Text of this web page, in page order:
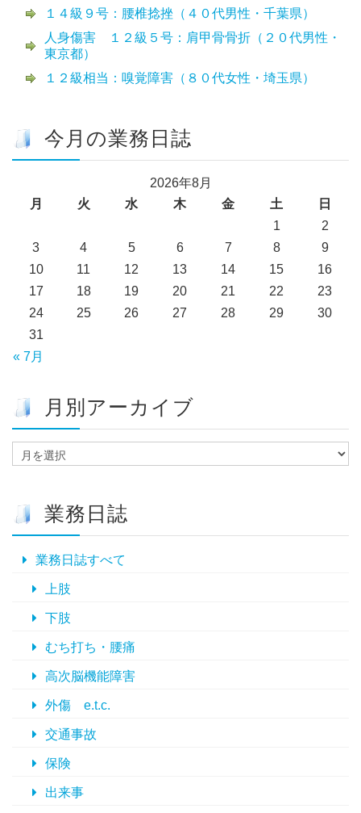
１４級９号：腰椎捻挫（４０代男性・千葉県）
人身傷害 １２級５号：肩甲骨骨折（２０代男性・
東京都）
１２級相当：嗅覚障害（８０代女性・埼玉県）
今月の業務日誌
2026年8月
月
火 水 木 金 土 日
« 7月
1
2
3
4 5 6 7 8
9
10
11 12 13 14 15
16
17
18 19 20 21 22
23
24
25 26 27 28 29
30
31
月別アーカイブ
別
カ
業務日誌
業務日誌すべて
上肢
下肢
むち打ち・腰痛
高次脳機能障害
外傷 e.t.c.
交通事故
保険
出来事